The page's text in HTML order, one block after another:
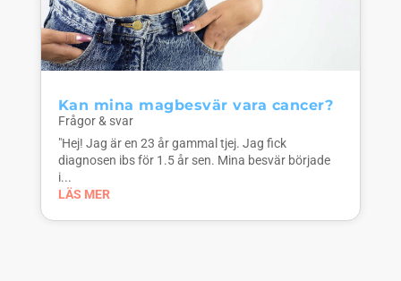
Kan mina magbesvär vara cancer?
Frågor & svar
"Hej! Jag är en 23 år gammal tjej. Jag fick
diagnosen ibs för 1.5 år sen. Mina besvär började
i...
LÄS MER